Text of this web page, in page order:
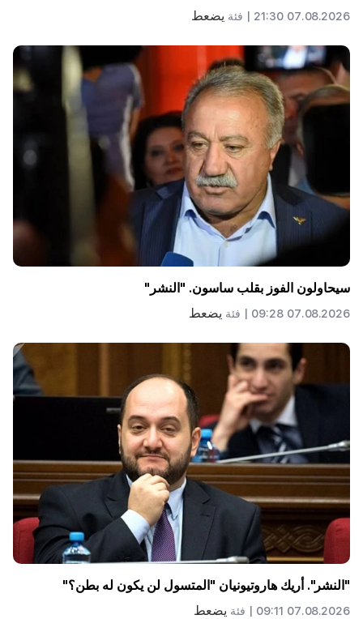
07.08.2026 21:30 | فئة يضعط
سيحاولون الفوز بقلب ساسون. "النشر"
07.08.2026 09:28 | فئة يضعط
"النشر". أريك هاروتيونيان "المتسول لن يكون له بطن؟"
07.08.2026 09:11 | فئة يضعط